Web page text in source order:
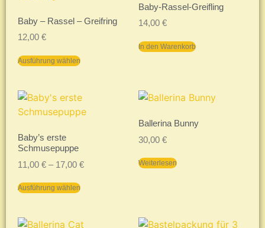
Baby – Rassel – Greifring
12,00 €
Ausführung wählen
Baby-Rassel-Greifling
14,00 €
In den Warenkorb
Baby’s erste
Schmusepuppe
11,00 € – 17,00 €
Ausführung wählen
Ballerina Bunny
30,00 €
Weiterlesen